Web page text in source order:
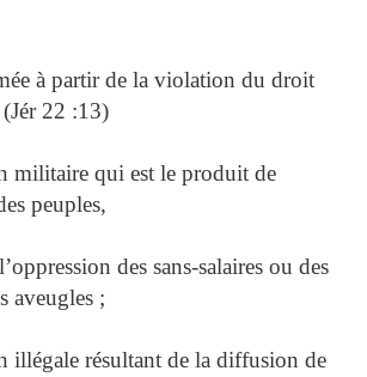
à partir de la violation du droit
22 :13)
militaire qui est le produit de
peuples,
des sans-salaires ou des
aveugles ;
illégale résultant de la diffusion de